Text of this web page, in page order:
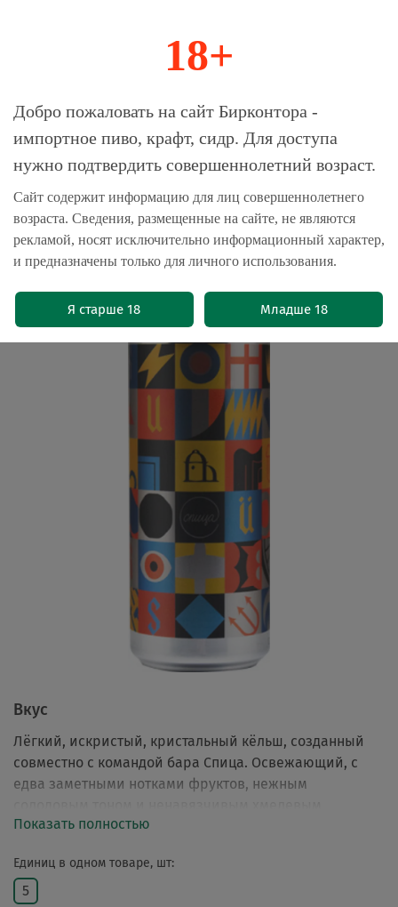
Магазин-Склад импортного пива, крафта и
Главная Бренды Velka Morava
Пиво Велка Морава Кёльш / Velka
Morava Koelsch 0.33 - банка
Единиц в одном товаре, шт:
5
Вкус
Лёгкий, искристый, кристальный кёльш, созданный
совместно с командой бара Спица. Освежающий, с
едва заметными нотками фруктов, нежным
профилем, сухо выброженный и питкий.
Показать полностью
18+
Добро пожаловать на сайт Бирконтора -
импортное пиво, крафт, сидр. Для доступа
нужно подтвердить совершеннолетний возраст.
Сайт содержит информацию для лиц совершеннолетнего
возраста. Сведения, размещенные на сайте, не являются
рекламой, носят исключительно информационный характер,
и предназначены только для личного использования.
Я старше 18 Младше 18